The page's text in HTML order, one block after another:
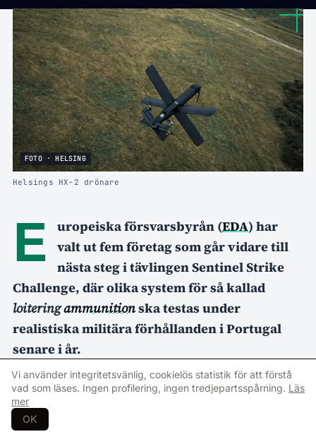
FOTO · HELSING
Helsings HX-2 drönare
E uropeiska försvarsbyrån (EDA) har
valt ut fem företag som går vidare till
nästa steg i tävlingen Sentinel Strike
Challenge, där olika system för så kallad
loiteringammunitionska testas under
realistiska militära förhållanden i Portugal
senare i år.
EnligtEDAska testerna genomföras vid
övningsområdet Santa Margarida inom ramen
för EU OPEX26. Systemen kommer att
Vi använder integritetsvänlig, cookielös statistik för att förstå
vad som läses. Ingen profilering, ingen tredjepartsspårning. Läs
mer
OK